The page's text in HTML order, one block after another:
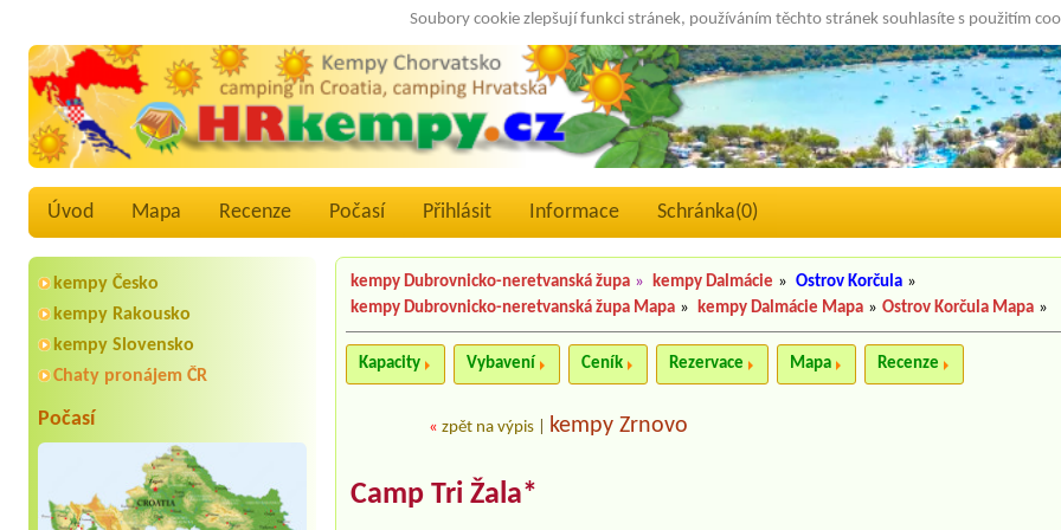
Soubory cookie zlepšují funkci stránek, používáním těchto stránek souhlasíte s použitím
Úvod Mapa Recenze Počasí Přihlásit Informace Schránka(0)
kempy Česko
kempy Rakousko
kempy Slovensko
Chaty pronájem ČR
Počasí
kempy Dubrovnicko-neretvanská župa » kempy Dalmácie » Ostrov Korčula »
kempy Dubrovnicko-neretvanská župa Mapa » kempy Dalmácie Mapa » Ostrov Korčula Mapa »
Kapacity Vybavení Ceník Rezervace Mapa Recenze
«zpět na výpis kempy Zrnovo
Camp Tri Žala*